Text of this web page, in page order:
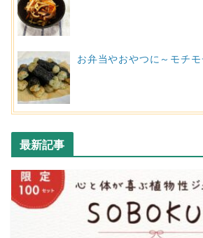
お弁当やおやつに～モチ
最新記事